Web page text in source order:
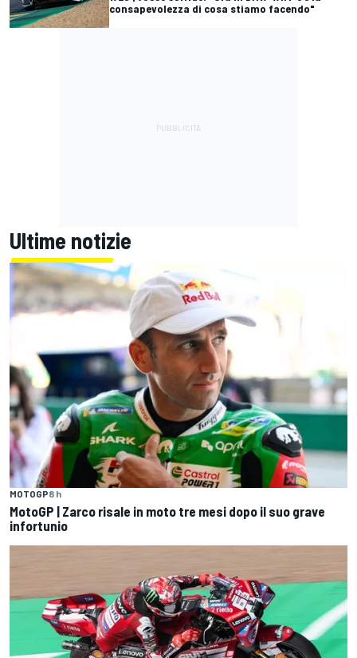
consapevolezza di cosa stiamo facendo"
Ultime notizie
MOTOGP8 h
MotoGP | Zarco risale in moto tre mesi dopo il suo grave
infortunio